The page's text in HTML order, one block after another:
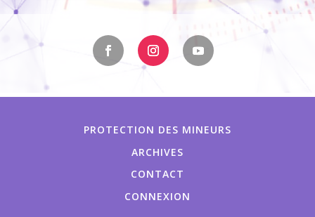
PROTECTION DES MINEURS
ARCHIVES
CONTACT
CONNEXION